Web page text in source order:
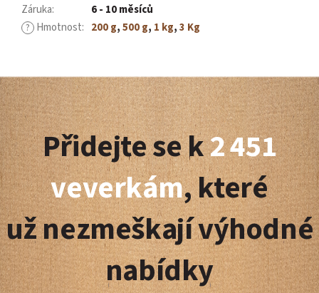
Záruka: 6 - 10 měsíců
? Hmotnost: 200 g,500 g, 1 kg,3 Kg
Z
á
p
a
t
í
Přidejte se k2 451
veverkám, které
už nezmeškají výhodné
nabídky